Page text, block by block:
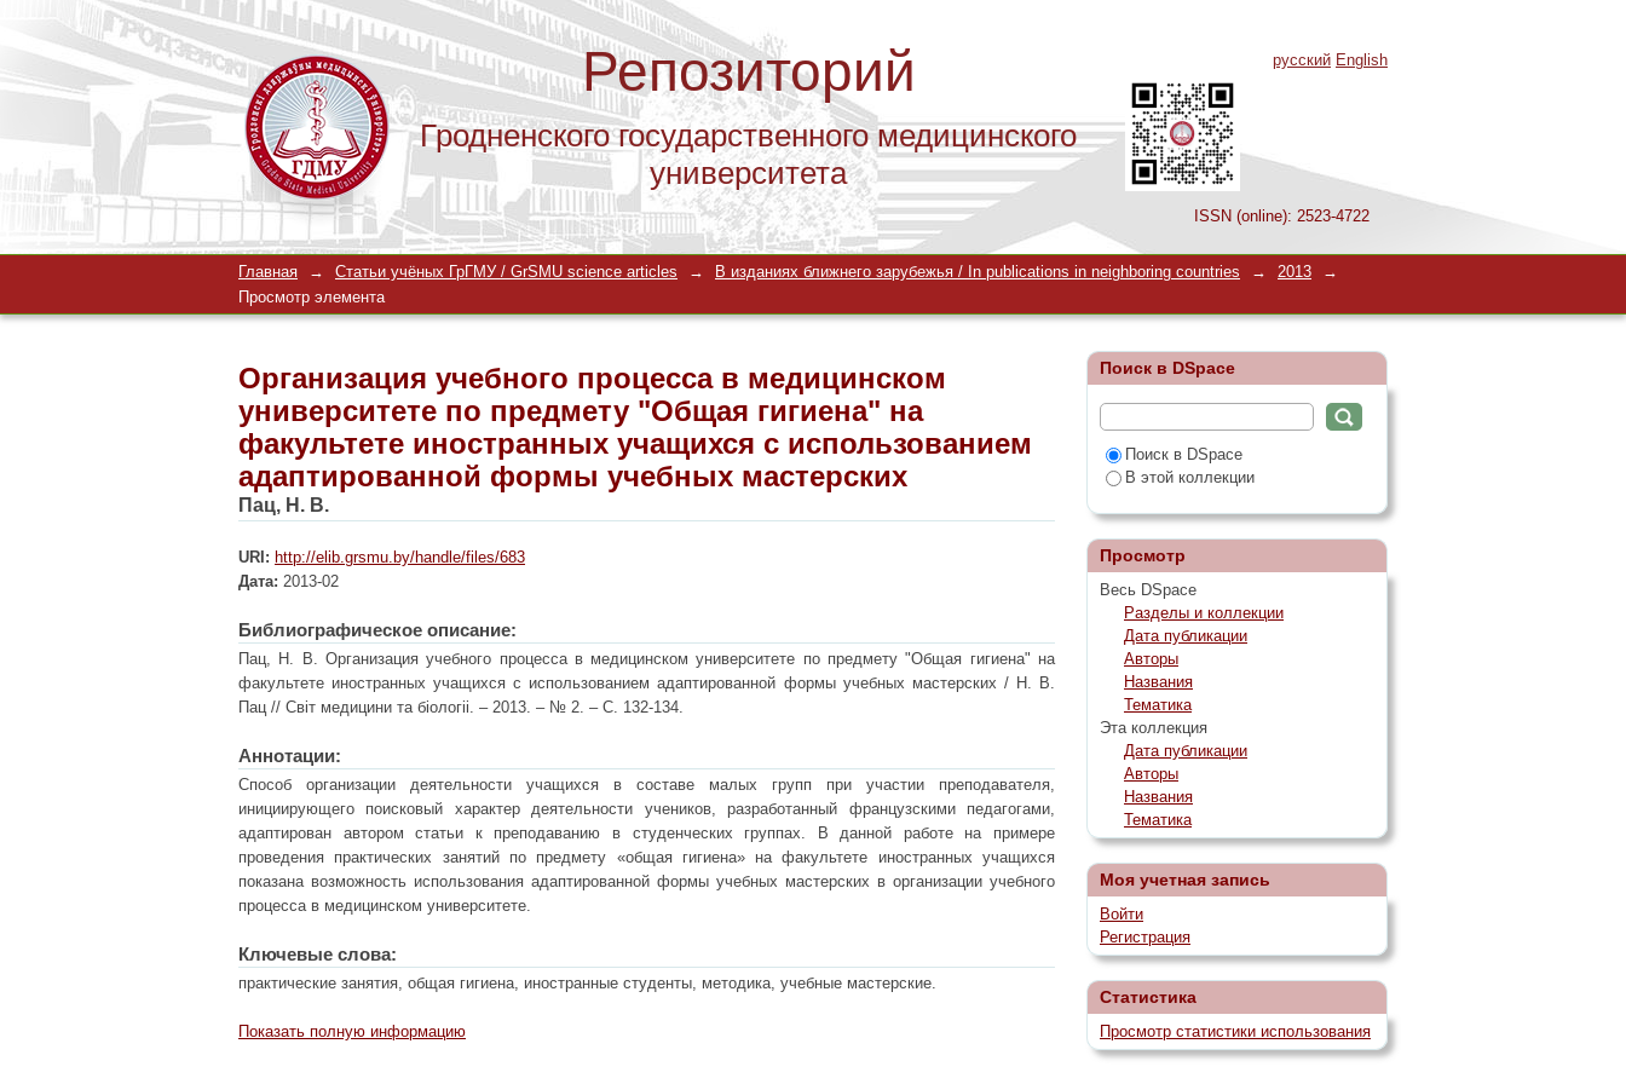
Репозиторий
Гродненского государственного медицинского
университета
ISSN (online): 2523-4722
Организация учебного процесса в медицинском университете по предмету
"Общая гигиена" на факультете иностранных учащихся с использованием
русский English
Главная → Статьи учёных ГрГМУ / GrSMU science articles → В изданиях ближнего зарубежья / In publications in neighboring countries → 2013
→
Просмотр элемента
Организация учебного процесса в медицинском
университете по предмету "Общая гигиена" на
факультете иностранных учащихся с использованием
адаптированной формы учебных мастерских
Пац, Н. В.
URI: http://elib.grsmu.by/handle/files/683
Дата: 2013-02
Библиографическое описание:
Пац, Н. В. Организация учебного процесса в медицинском университете по предмету "Общая гигиена" на
факультете иностранных учащихся с использованием адаптированной формы учебных мастерских / Н. В.
Пац // Світ медицини та біологіі. – 2013. – № 2. – С. 132-134.
Аннотации:
Способ организации деятельности учащихся в составе малых групп при участии преподавателя,
инициирующего поисковый характер деятельности учеников, разработанный французскими педагогами,
адаптирован автором статьи к преподаванию в студенческих группах. В данной работе на примере
проведения практических занятий по предмету «общая гигиена» на факультете иностранных учащихся
показана возможность использования адаптированной формы учебных мастерских в организации учебного
процесса в медицинском университете.
Ключевые слова:
практические занятия, общая гигиена, иностранные студенты, методика, учебные мастерские.
Показать полную информацию
Поиск в DSpace
Поиск в DSpace
В этой коллекции
Просмотр
Весь DSpace
Разделы и коллекции
Дата публикации
Авторы
Названия
Тематика
Эта коллекция
Дата публикации
Авторы
Названия
Тематика
Моя учетная запись
Войти
Регистрация
Статистика
Просмотр статистики использования